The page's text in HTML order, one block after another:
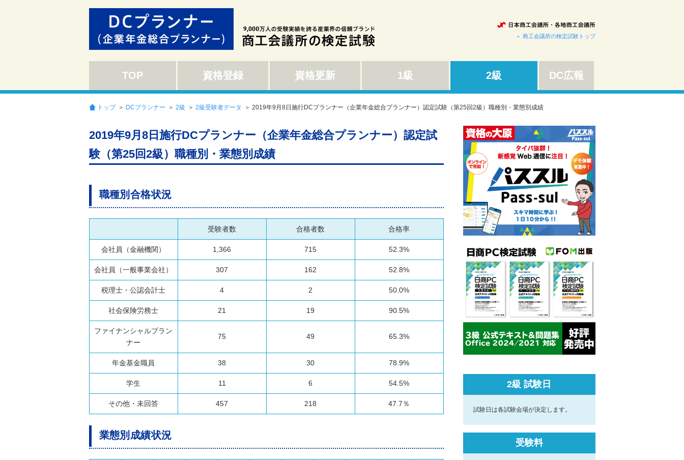
＞ 商工会議所の検定試験トップ
TOP 資格登録 資格更新 1級 2級 DC広報
トップ ＞ DCプランナー ＞ 2級 ＞ 2級受験者データ ＞ 2019年9月8日施行DCプランナー（企業年金総合プランナー）認定試験（第25回2級）職種別・業態別成績
2019年9月8日施行DCプランナー（企業年金総合プランナー）認定試
験（第25回2級）職種別・業態別成績
職種別合格状況
受験者数 合格者数 合格率
会社員（金融機関） 1,366 715 52.3%
会社員（一般事業会社） 307 162 52.8%
税理士・公認会計士 4 2 50.0%
社会保険労務士 21 19 90.5%
ファイナンシャルプラン
ナー
75 49 65.3%
年金基金職員 38 30 78.9%
学生 11 6 54.5%
その他・未回答 457 218 47.7％
業態別成績状況
2級 試験日
試験日は各試験会場が決定します。
受験料